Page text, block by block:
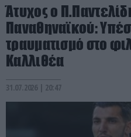
Άτυχος ο
Παναθηναϊκού:
τραυματισμό στο
Καλλιθέα
31.07.2026 | 20:47